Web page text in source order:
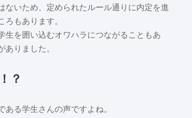
いため、定められたルール通りに内定を進
もあります。
を囲い込むオワハラにつながることもあ
りました。
？
る学生さんの声ですよね。